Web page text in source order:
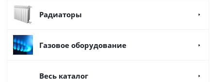
Радиаторы
Газовое оборудование
Весь каталог